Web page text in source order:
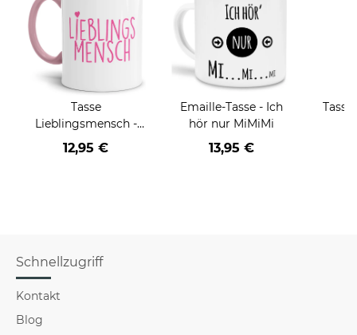
Tasse
Lieblingsmensch -
Innen und Henkel
Rosa
12,95 €
Emaille-Tasse - Ich
hör nur MiMiMi
13,95 €
Schnellzugriff
Kontakt
Blog